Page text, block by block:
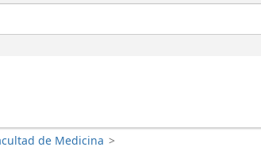
de Medicina >